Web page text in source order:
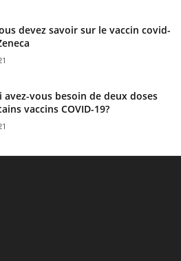
devez savoir sur le vaccin covid-
avez-vous besoin de deux doses
vaccins COVID-19?